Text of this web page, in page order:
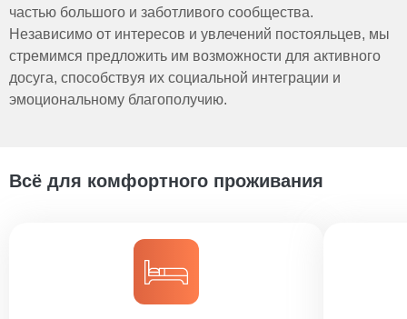
частью большого и заботливого сообщества.
Независимо от интересов и увлечений постояльцев, мы
стремимся предложить им возможности для активного
досуга, способствуя их социальной интеграции и
эмоциональному благополучию.
Всё для комфортного проживания